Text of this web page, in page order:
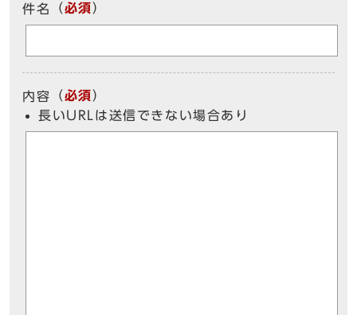
件名 （必須）
内容 （必須）
長いURLは送信できない場合あり